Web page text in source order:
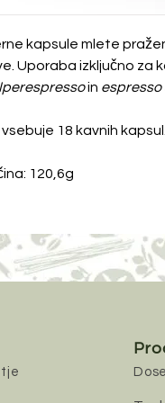
kapsule mlete
Uporaba izključno za
Iperespressoin espresso
18 kavnih kapsul.
120,6g